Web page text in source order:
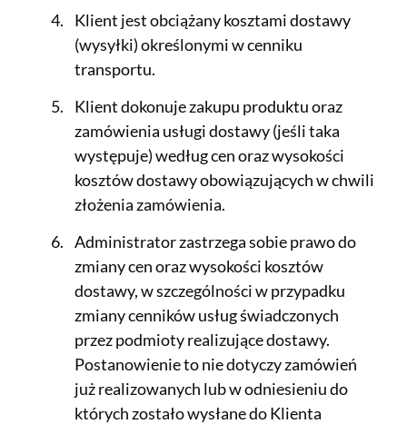
Klient jest obciążany kosztami dostawy
(wysyłki) określonymi w cenniku
transportu.
Klient dokonuje zakupu produktu oraz
zamówienia usługi dostawy (jeśli taka
występuje) według cen oraz wysokości
kosztów dostawy obowiązujących w chwili
złożenia zamówienia.
Administrator zastrzega sobie prawo do
zmiany cen oraz wysokości kosztów
dostawy, w szczególności w przypadku
zmiany cenników usług świadczonych
przez podmioty realizujące dostawy.
Postanowienie to nie dotyczy zamówień
już realizowanych lub w odniesieniu do
których zostało wysłane do Klienta